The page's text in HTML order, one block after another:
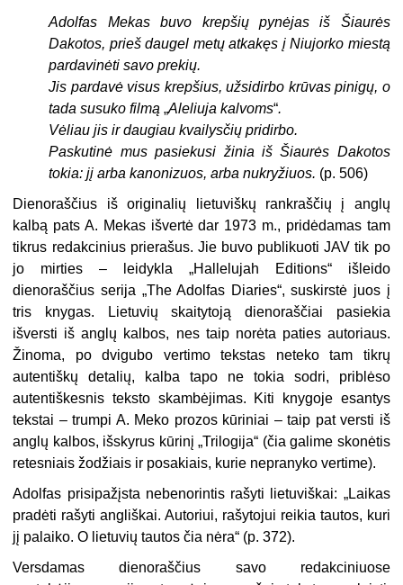
Adolfas Mekas buvo krepšių pynėjas iš Šiaurės
Dakotos, prieš daugel metų atkakęs į Niujorko miestą
pardavinėti savo prekių.
Jis pardavė visus krepšius, užsidirbo krūvas pinigų, o
tada susuko filmą„Aleliuja kalvoms“.
Vėliau jis ir daugiau kvailysčių pridirbo.
Paskutinė mus pasiekusi žinia iš Šiaurės Dakotos
tokia: jį arba kanonizuos, arba nukryžiuos. (p. 506)
Dienoraščius iš originalių lietuviškų rankraščių į anglų
kalbą pats A. Mekas išvertė dar 1973 m., pridėdamas tam
tikrus redakcinius prierašus. Jie buvo publikuoti JAV tik po
jo mirties – leidykla „Hallelujah Editions“ išleido
dienoraščius serija „The Adolfas Diaries“, suskirstė juos į
tris knygas. Lietuvių skaitytoją dienoraščiai pasiekia
išversti iš anglų kalbos, nes taip norėta paties autoriaus.
Žinoma, po dvigubo vertimo tekstas neteko tam tikrų
autentiškų detalių, kalba tapo ne tokia sodri, priblėso
autentiškesnis teksto skambėjimas. Kiti knygoje esantys
tekstai – trumpi A. Meko prozos kūriniai – taip pat versti iš
anglų kalbos, išskyrus kūrinį „Trilogija“ (čia galime skonėtis
retesniais žodžiais ir posakiais, kurie nepranyko vertime).
Adolfas prisipažįsta nebenorintis rašyti lietuviškai: „Laikas
pradėti rašyti angliškai. Autoriui, rašytojui reikia tautos, kuri
jį palaiko. O lietuvių tautos čia nėra“ (p. 372).
Versdamas dienoraščius savo redakciniuose